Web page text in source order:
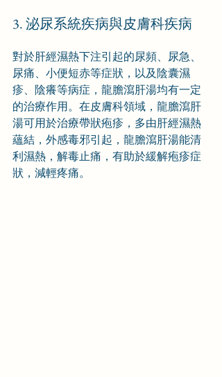
3. 泌尿系統疾病與皮膚科疾病
對於肝經濕熱下注引起的尿頻、尿急、
尿痛、小便短赤等症狀，以及陰囊濕
疹、陰癢等病症，龍膽瀉肝湯均有一定
的治療作用。在皮膚科領域，龍膽瀉肝
湯可用於治療帶狀疱疹，多由肝經濕熱
蘊結，外感毒邪引起，龍膽瀉肝湯能清
利濕熱，解毒止痛，有助於緩解疱疹症
狀，減輕疼痛。